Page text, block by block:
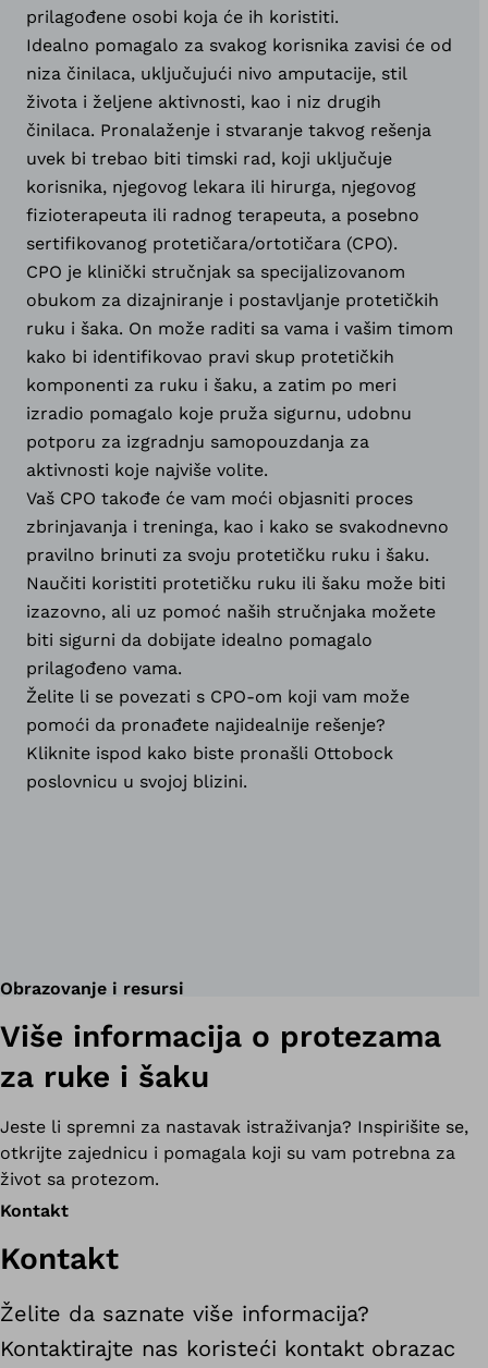
prilagođene osobi koja će ih koristiti.
Idealno pomagalo za svakog korisnika zavisi će od
niza činilaca, uključujući nivo amputacije, stil
života i željene aktivnosti, kao i niz drugih
činilaca. Pronalaženje i stvaranje takvog rešenja
uvek bi trebao biti timski rad, koji uključuje
korisnika, njegovog lekara ili hirurga, njegovog
fizioterapeuta ili radnog terapeuta, a posebno
sertifikovanog protetičara/ortotičara (CPO).
CPO je klinički stručnjak sa specijalizovanom
obukom za dizajniranje i postavljanje protetičkih
ruku i šaka. On može raditi sa vama i vašim timom
kako bi identifikovao pravi skup protetičkih
komponenti za ruku i šaku, a zatim po meri
izradio pomagalo koje pruža sigurnu, udobnu
potporu za izgradnju samopouzdanja za
aktivnosti koje najviše volite.
Vaš CPO takođe će vam moći objasniti proces
zbrinjavanja i treninga, kao i kako se svakodnevno
pravilno brinuti za svoju protetičku ruku i šaku.
Naučiti koristiti protetičku ruku ili šaku može biti
izazovno, ali uz pomoć naših stručnjaka možete
biti sigurni da dobijate idealno pomagalo
prilagođeno vama.
Želite li se povezati s CPO-om koji vam može
pomoći da pronađete najidealnije rešenje?
Kliknite ispod kako biste pronašli Ottobock
poslovnicu u svojoj blizini.
Obrazovanje i resursi
Više informacija o protezama
za ruke i šaku
Jeste li spremni za nastavak istraživanja? Inspirišite se,
otkrijte zajednicu i pomagala koji su vam potrebna za
život sa protezom.
Kontakt
Kontakt
Želite da saznate više informacija?
Kontaktirajte nas koristeći kontakt obrazac